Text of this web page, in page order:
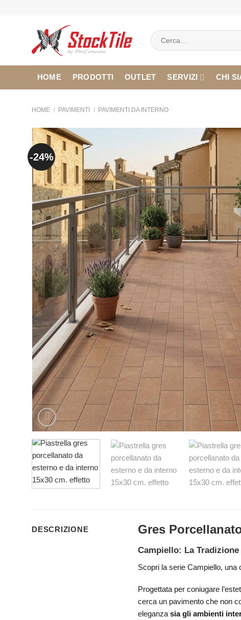
Cerca:
HOME PRODOTTI OUTLET SERVIZI CHI
HOME / PAVIMENTI / PAVIMENTI DA INTERNO
-24%
DESCRIZIONE Gres
Campiello: La
Scopri la serie Campiello, una
Progettata per coniugare
cerca un pavimento che non
eleganzasia gli ambienti